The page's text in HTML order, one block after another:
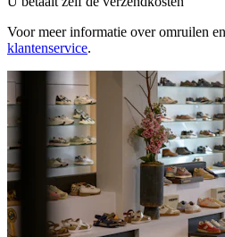
Voor meer informatie over omruilen
klantenservice.